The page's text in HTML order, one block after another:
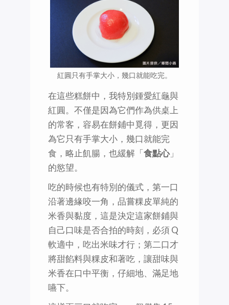
紅圓只有手掌大小，幾口就能吃完。
在這些糕餅中，我特別鍾愛紅龜與
紅圓。不僅是因為它們作為供桌上
的常客，容易在餅鋪中覓得，更因
為它只有手掌大小，幾口就能完
食，略止飢腸，也緩解「食點心」
的慾望。
吃的時候也有特別的儀式，第一口
沿著邊緣咬一角，品嘗粿皮單純的
米香與黏度，這是決定這家餅鋪與
自己口味是否合拍的時刻，必須 Q
軟適中，吃出米味才行；第二口才
將甜餡料與粿皮和著吃，讓甜味與
米香在口中平衡，仔細地、滿足地
嚥下。